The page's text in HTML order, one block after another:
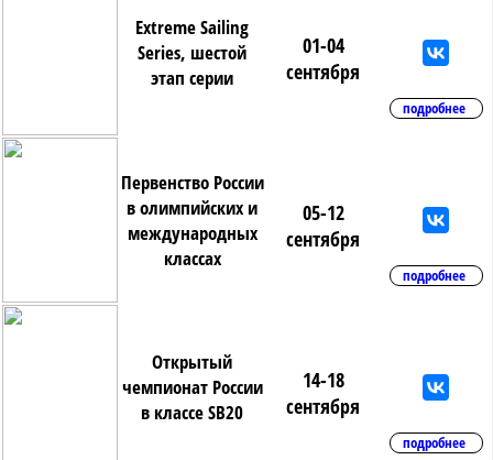
Extreme Sailing
Series, шестой
этап серии
01-04
сентября
подробнее
Первенство России
в олимпийских и
международных
классах
05-12
сентября
подробнее
Открытый
чемпионат России
в классе SB20
14-18
сентября
подробнее